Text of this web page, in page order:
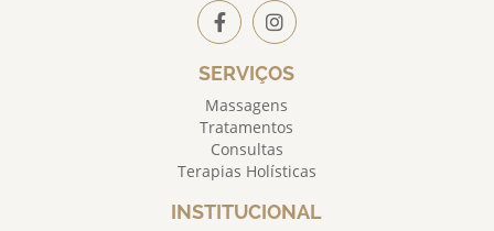
SERVIÇOS
Massagens
Tratamentos
Consultas
Terapias Holísticas
INSTITUCIONAL